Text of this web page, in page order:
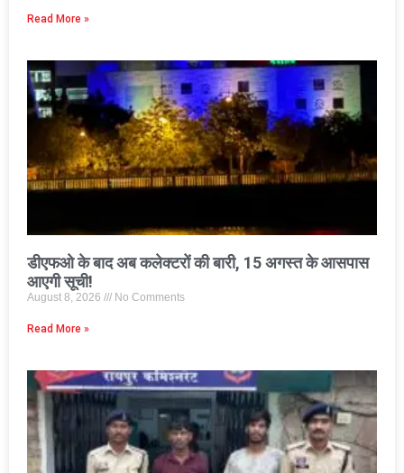
Read More »
डीएफओ के बाद अब कलेक्टरों की बारी, 15 अगस्त के आसपास
आएगी सूची!
August 8, 2026 No Comments
Read More »